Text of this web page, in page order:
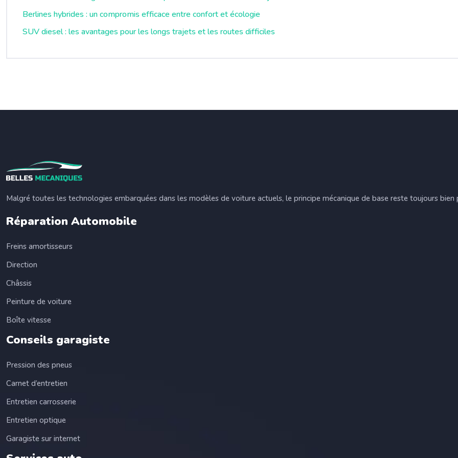
Berlines hybrides : un compromis efficace entre confort et écologie
SUV diesel : les avantages pour les longs trajets et les routes difficiles
Malgré toutes les technologies embarquées dans les modèles de voiture actuels, le principe mécanique de base reste toujours bien
Réparation Automobile
Freins amortisseurs
Direction
Châssis
Peinture de voiture
Boîte vitesse
Conseils garagiste
Pression des pneus
Carnet d’entretien
Entretien carrosserie
Entretien optique
Garagiste sur internet